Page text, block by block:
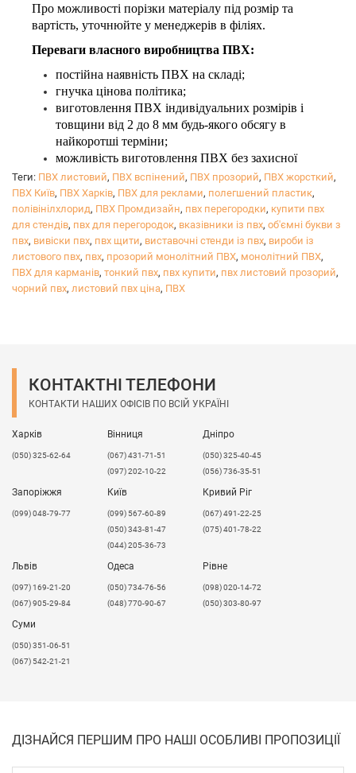
Про можливості порізки матеріалу під розмір та
вартість, уточнюйте у менеджерів в філіях.
Переваги власного виробництва ПВХ:
постійна наявність ПВХ на складі;
гнучка цінова політика;
виготовлення ПВХ індивідуальних розмірів і
товщини від 2 до 8 мм будь-якого обсягу в
найкоротші терміни;
можливість виготовлення ПВХ без захисної
плівки - з метою економії.
Теги: ПВХ листовий, ПВХ вспінений, ПВХ прозорий, ПВХ жорсткий,
ПВХ Київ, ПВХ Харків, ПВХ для реклами, полегшений пластик,
полівінілхлорид, ПВХ Промдизайн, пвх перегородки, купити пвх
для стендів, пвх для перегородок, вказівники із пвх, об'ємні букви з
пвх, вивіски пвх, пвх щити, виставочні стенди із пвх, вироби із
листового пвх, пвх, прозорий монолітний ПВХ, монолітний ПВХ,
ПВХ для карманів, тонкий пвх, пвх купити, пвх листовий прозорий,
чорний пвх, листовий пвх ціна, ПВХ
КОНТАКТНІ ТЕЛЕФОНИ
КОНТАКТИ НАШИХ ОФІСІВ ПО ВСІЙ УКРАЇНІ
Харків
(050) 325-62-64
Вінниця
(067) 431-71-51
(097) 202-10-22
Дніпро
(050) 325-40-45
(056) 736-35-51
Запоріжжя
(099) 048-79-77
Київ
(099) 567-60-89
(050) 343-81-47
(044) 205-36-73
Кривий Ріг
(067) 491-22-25
(075) 401-78-22
Львів
​(097) 169-21-20
(067) 905-29-84
Одеса
(050) 734-76-56
(048) 770-90-67
Рівне
(098) 020-14-72
(050) 303-80-97
Суми
(050) 351-06-51
(067) 542-21-21
ДІЗНАЙСЯ ПЕРШИМ ПРО НАШІ ОСОБЛИВІ ПРОПОЗИЦІЇ